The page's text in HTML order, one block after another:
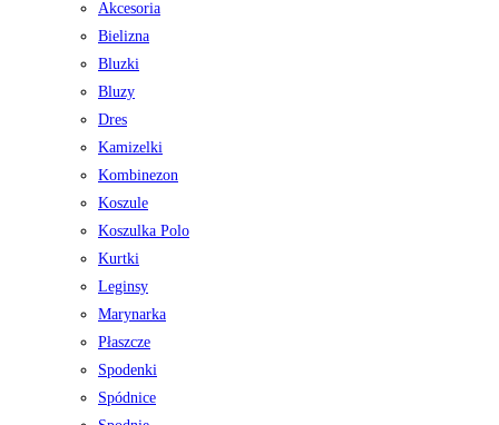
Akcesoria
Bielizna
Bluzki
Bluzy
Dres
Kamizelki
Kombinezon
Koszule
Koszulka Polo
Kurtki
Leginsy
Marynarka
Płaszcze
Spodenki
Spódnice